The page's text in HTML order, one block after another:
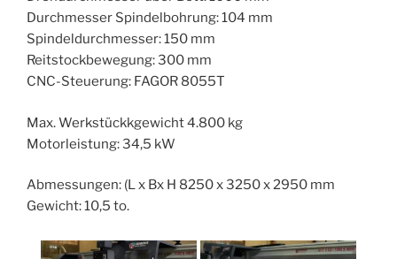
Durchmesser Spindelbohrung: 104 mm
Spindeldurchmesser: 150 mm
Reitstockbewegung: 300 mm
CNC-Steuerung: FAGOR 8055T
Max. Werkstückkgewicht 4.800 kg
Motorleistung: 34,5 kW
Abmessungen: (L x Bx H 8250 x 3250 x 2950 mm
Gewicht: 10,5 to.